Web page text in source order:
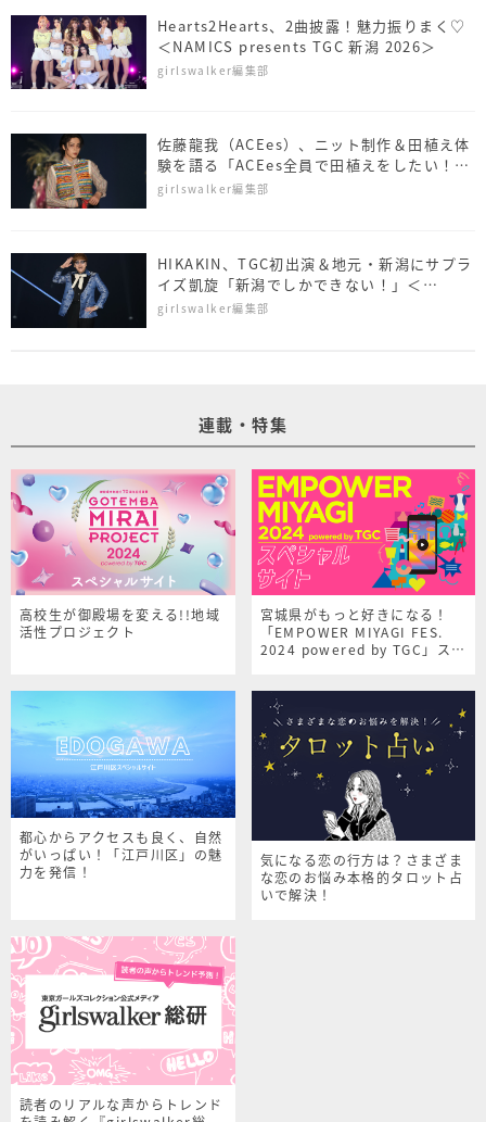
Hearts2Hearts、2曲披露！魅力振りまく♡
＜NAMICS presents TGC 新潟 2026＞
girlswalker編集部
佐藤⿓我（ACEes）、ニット制作＆田植え体
験を語る「ACEes全員で田植えをしたい！」
＜NAMICS presents TGC 新潟 2026＞
girlswalker編集部
HIKAKIN、TGC初出演＆地元・新潟にサプラ
イズ凱旋「新潟でしかできない！」＜
NAMICS presents TGC 新潟 2026＞
girlswalker編集部
連載・特集
高校生が御殿場を変える!!地域
活性プロジェクト
宮城県がもっと好きになる！
「EMPOWER MIYAGI FES.
2024 powered by TGC」スペ
都心からアクセスも良く、自然
がいっぱい！「江戸川区」の魅
力を発信！
気になる恋の行方は？さまざま
な恋のお悩み本格的タロット占
いで解決！
読者のリアルな声からトレンド